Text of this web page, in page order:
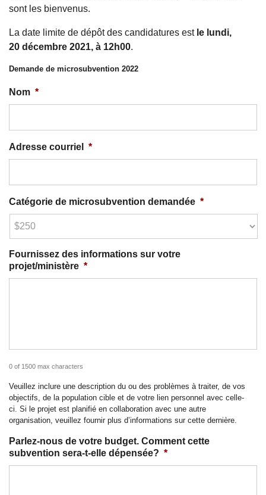
sont les bienvenus.
La date limite de dépôt des candidatures est le lundi,
20 décembre 2021, à 12h00.
Demande de microsubvention 2022
Nom *
Adresse courriel *
Catégorie de microsubvention demandée *
Fournissez des informations sur votre
projet/ministère *
0 of 1500 max characters
Veuillez inclure une description du ou des problèmes à traiter, de vos
objectifs, de la population cible et de votre lien personnel avec celle-
ci. Si le projet est planifié en collaboration avec une autre
organisation, veuillez fournir plus d’informations sur cette dernière.
Parlez-nous de votre budget. Comment cette
subvention sera-t-elle dépensée? *